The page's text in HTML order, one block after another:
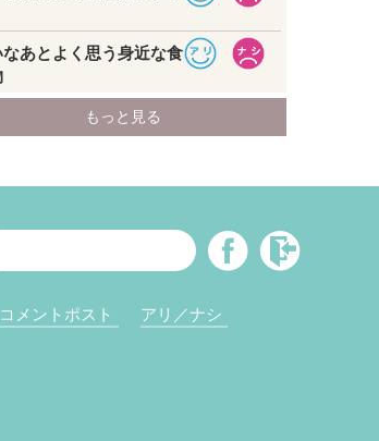
コメントポスト アリ／ナシ